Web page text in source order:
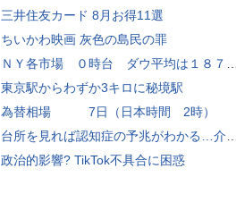
三井住友カード 8月お得11選
ちいかわ映画 灰色の島民の罪
ＮＹ各市場 ０時台 ダウ平均は１８７ドル安 ナスダックはプラス圏に浮上
東京駅からわずか3キロに秘境駅
為替相場 7日（日本時間 2時）
台所を見れば認知症の予兆がわかる…介護のプロが断言｢物忘れ｣よりも早く気づける"食卓の異変"
政治的影響? TikTok不具合に困惑